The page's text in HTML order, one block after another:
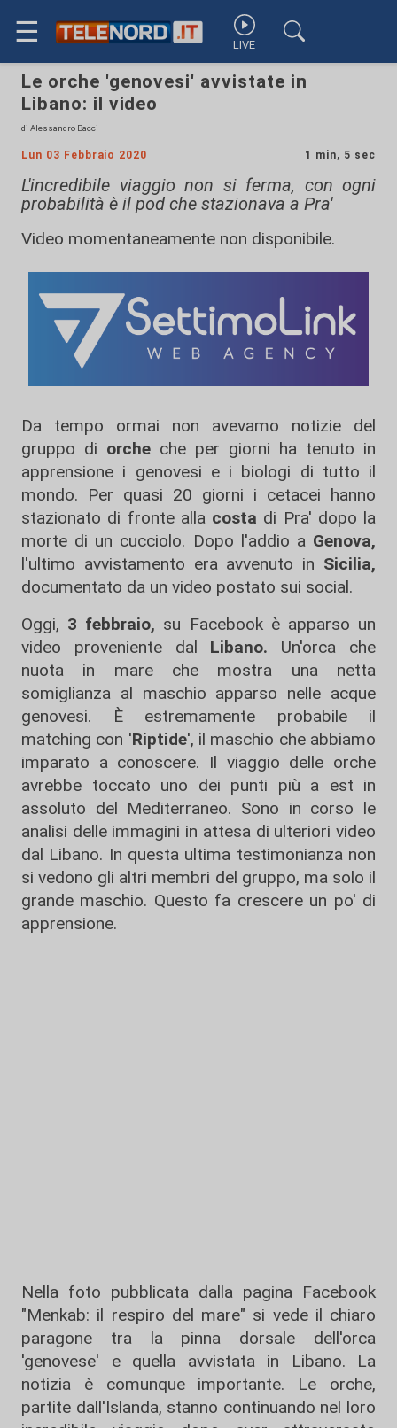
☰ LIVE
Le orche 'genovesi' avvistate in
Libano: il video
di Alessandro Bacci
Lun 03 Febbraio 2020 1 min, 5 sec
L'incredibile viaggio non si ferma, con ogni
probabilità è il pod che stazionava a Pra'
Video momentaneamente non disponibile.
Da tempo ormai non avevamo notizie del
gruppo di orche che per giorni ha tenuto in
apprensione i genovesi e i biologi di tutto il
mondo. Per quasi 20 giorni i cetacei hanno
stazionato di fronte alla costa di Pra' dopo la
morte di un cucciolo. Dopo l'addio a Genova,
l'ultimo avvistamento era avvenuto in Sicilia,
documentato da un video postato sui social.
Oggi, 3 febbraio, su Facebook è apparso un
video proveniente dal Libano. Un'orca che
nuota in mare che mostra una netta
somiglianza al maschio apparso nelle acque
genovesi. È estremamente probabile il
matching con 'Riptide', il maschio che abbiamo
imparato a conoscere. Il viaggio delle orche
avrebbe toccato uno dei punti più a est in
assoluto del Mediterraneo. Sono in corso le
analisi delle immagini in attesa di ulteriori video
dal Libano. In questa ultima testimonianza non
si vedono gli altri membri del gruppo, ma solo il
grande maschio. Questo fa crescere un po' di
apprensione.
Nella foto pubblicata dalla pagina Facebook
"Menkab: il respiro del mare" si vede il chiaro
paragone tra la pinna dorsale dell'orca
'genovese' e quella avvistata in Libano. La
notizia è comunque importante. Le orche,
partite dall'Islanda, stanno continuando nel loro